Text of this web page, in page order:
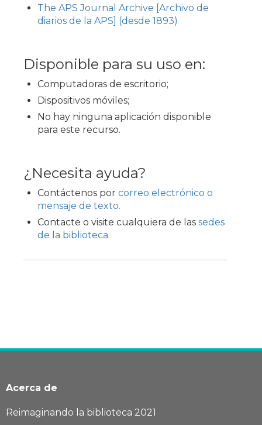
The APS Journal Archive [Archivo de
diarios de la APS] (desde 1893)
Disponible para su uso en:
Computadoras de escritorio;
Dispositivos móviles;
No hay ninguna aplicación disponible
para este recurso.
¿Necesita ayuda?
Contáctenos por correo electrónico o
mensaje de texto.
Contacte o visite cualquiera de las sedes
de la biblioteca.
Acerca de
Reimaginando la biblioteca 2021